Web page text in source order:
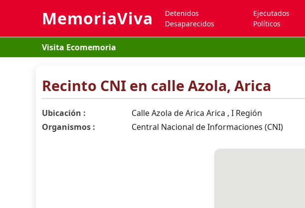
MemoriaViva
Detenidos
Desaparecidos
Ejecutados
Políticos
Visita Ecomemoria
Recinto CNI en calle Azola, Arica
Ubicación :
Calle Azola de Arica Arica , I Región
Organismos :
Central Nacional de Informaciones (CNI)